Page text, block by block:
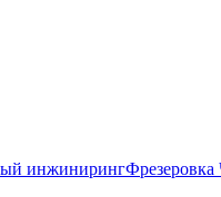
инжиниринг